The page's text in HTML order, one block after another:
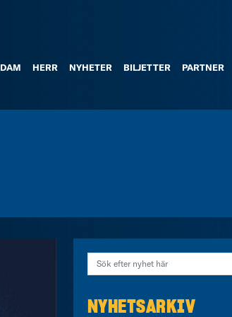
DAM HERR NYHETER BILJETTER PARTNER
NYHETSARKIV